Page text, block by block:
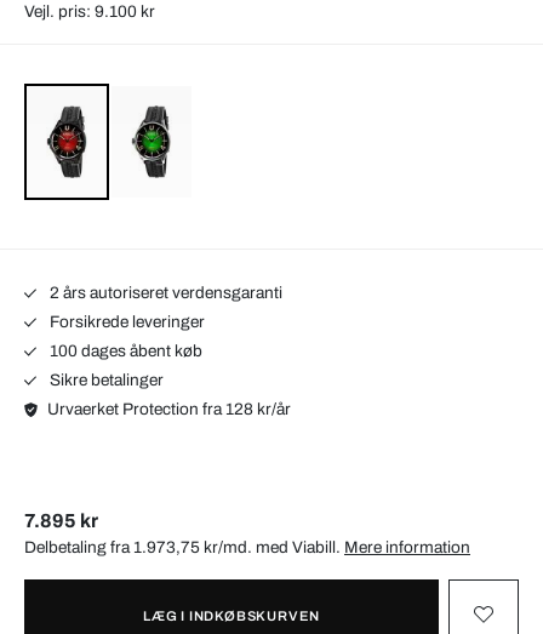
Vejl. pris: 9.100 kr
2 års autoriseret verdensgaranti
Forsikrede leveringer
100 dages åbent køb
Sikre betalinger
Urvaerket Protection fra 128 kr/år
7.895 kr
Delbetaling fra 1.973,75 kr/md. med Viabill. Mere information
LÆG I INDKØBSKURVEN